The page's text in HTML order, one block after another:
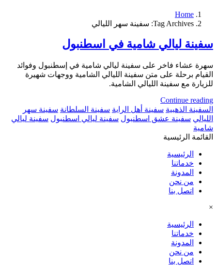
Home
Tag Archives: سفينة سهر الليالي
سفينة ليالي شامية في اسطنبول
سهرة عشاء فاخر على سفينة ليالي شامية في إسطنبول وفوائد
القيام برحلة على متن سفينة الليالي الشامية ووجهات شهيرة
للزيارة مع سفينة الليالي الشامية.
Continue reading
السفينة الذهبية سفينة أهل الراية سفينة السلطانة سفينة سهر
الليالي سفينة عشق اسطنبول سفينة ليالي اسطنبول سفينة ليالي
شامية
القائمة الرئيسية
الرئيسية
خدماتنا
المدونة
من نحن
اتصل بنا
×
الرئيسية
خدماتنا
المدونة
من نحن
اتصل بنا